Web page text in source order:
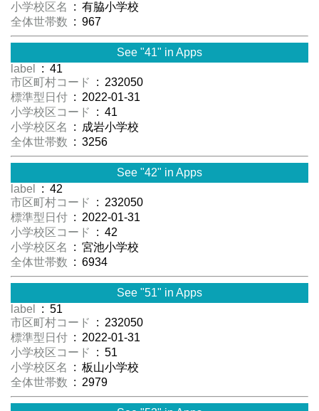
小学校区名
: 有脇小学校
全体世帯数 : 967
See "41" in Apps
label
: 41
市区町村コード
: 232050
標準型日付 : 2022-01-31
小学校区コード
: 41
小学校区名
: 成岩小学校
全体世帯数 : 3256
See "42" in Apps
label
: 42
市区町村コード
: 232050
標準型日付 : 2022-01-31
小学校区コード
: 42
小学校区名
: 宮池小学校
全体世帯数 : 6934
See "51" in Apps
label
: 51
市区町村コード
: 232050
標準型日付 : 2022-01-31
小学校区コード
: 51
小学校区名
: 板山小学校
全体世帯数 : 2979